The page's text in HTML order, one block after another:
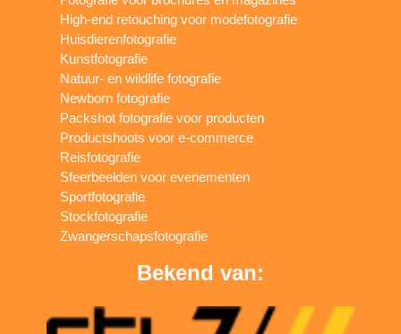
High-end retouching voor modefotografie
Huisdierenfotografie
Kunstfotografie
Natuur- en wildlife fotografie
Newborn fotografie
Packshot fotografie voor producten
Productshoots voor e-commerce
Reisfotografie
Sfeerbeelden voor evenementen
Sportfotografie
Stockfotografie
Zwangerschapsfotografie
Bekend van: